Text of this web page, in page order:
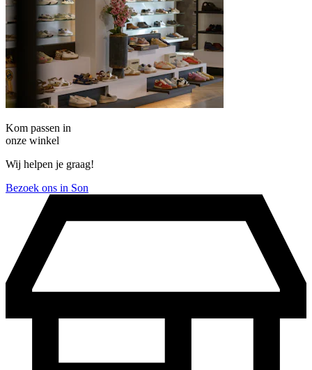
Kom passen in
onze winkel
Wij helpen je graag!
Bezoek ons in Son